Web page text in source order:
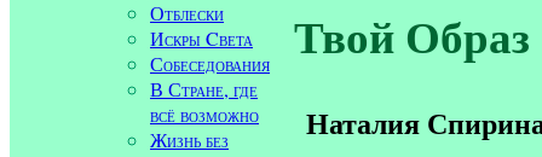
Отблески
Искры Cвета
Собеседования
В Стране, где
всё возможно
Жизнь без
Твой Образ
Наталия